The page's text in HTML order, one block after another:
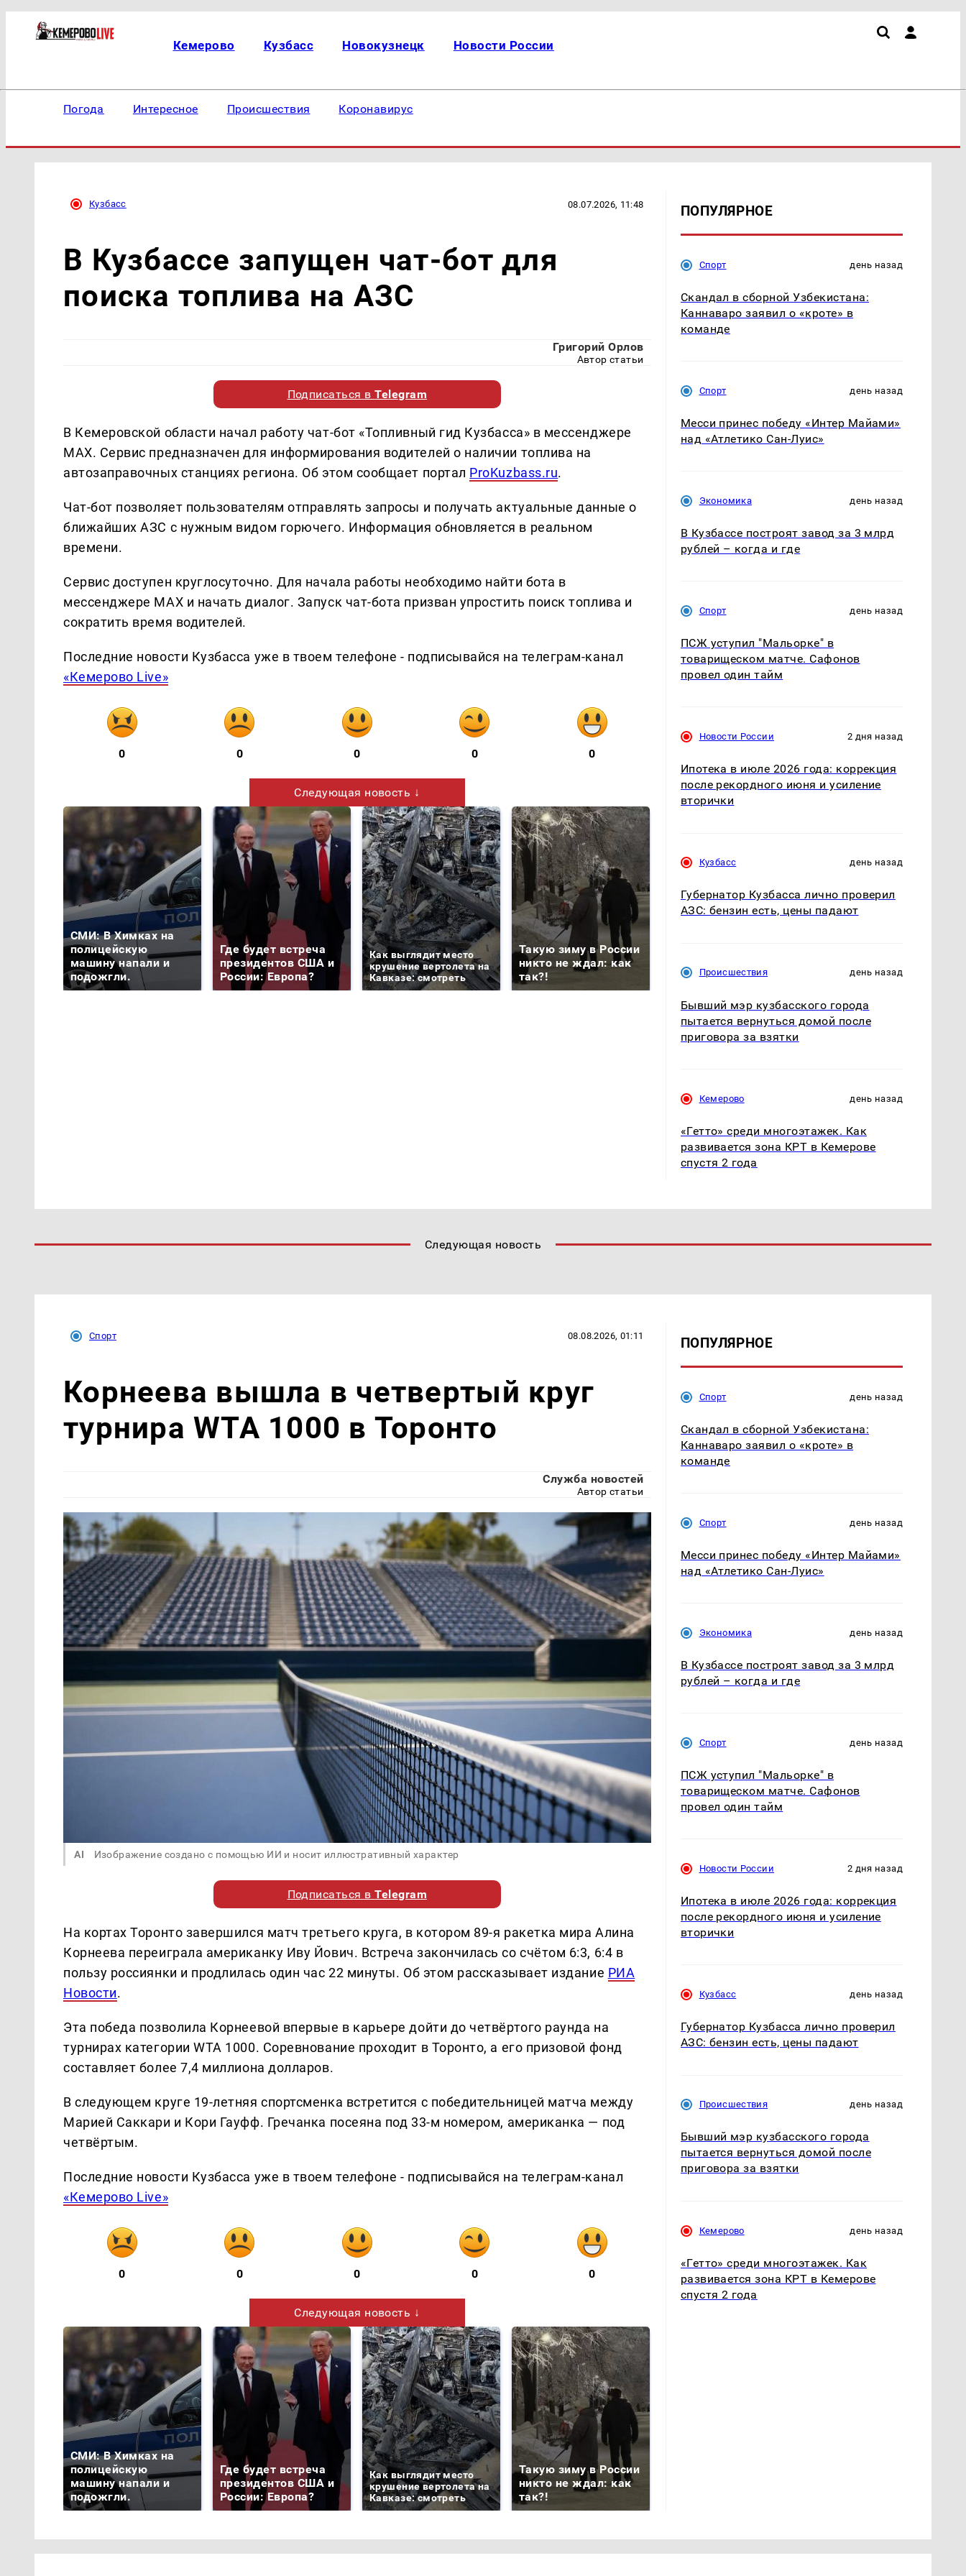
Кемерово Кузбасс Новокузнецк Новости России
Погода Интересное Происшествия Коронавирус
Кузбасс 08.07.2026, 11:48
В Кузбассе запущен чат-бот для
поиска топлива на АЗС
Григорий Орлов
Автор статьи
Подписаться вTelegram
В Кемеровской области начал работу чат-бот «Топливный гид Кузбасса» в мессенджере
MAX. Сервис предназначен для информирования водителей о наличии топлива на
автозаправочных станциях региона. Об этом сообщает портал ProKuzbass.ru.
Чат-бот позволяет пользователям отправлять запросы и получать актуальные данные о
ближайших АЗС с нужным видом горючего. Информация обновляется в реальном
времени.
Сервис доступен круглосуточно. Для начала работы необходимо найти бота в
мессенджере MAX и начать диалог. Запуск чат-бота призван упростить поиск топлива и
сократить время водителей.
Последние новости Кузбасса уже в твоем телефоне - подписывайся на телеграм-канал
«Кемерово Live»
0 0 0 0 0
Следующая новость ↓
СМИ: В Химках на
полицейскую
машину напали и
подожгли.
Где будет встреча
президентов США и
России: Европа?
Как выглядит место
крушение вертолета на
Кавказе: смотреть
Такую зиму в России
никто не ждал: как
так?!
миллионов рублей
магазина: список
ПОПУЛЯРНОЕ
Спорт день назад
Скандал в сборной Узбекистана:
Каннаваро заявил о «кроте» в
команде
Спорт день назад
Месси принес победу «Интер Майами»
над «Атлетико Сан-Луис»
Экономика день назад
В Кузбассе построят завод за 3 млрд
рублей – когда и где
Спорт день назад
ПСЖ уступил "Мальорке" в
товарищеском матче. Сафонов
провел один тайм
Новости России 2 дня назад
Ипотека в июле 2026 года: коррекция
после рекордного июня и усиление
вторички
Кузбасс день назад
Губернатор Кузбасса лично проверил
АЗС: бензин есть, цены падают
Происшествия день назад
Бывший мэр кузбасского города
пытается вернуться домой после
приговора за взятки
Кемерово день назад
«Гетто» среди многоэтажек. Как
развивается зона КРТ в Кемерове
спустя 2 года
Следующая новость
Спорт 08.08.2026, 01:11
Корнеева вышла в четвертый круг
турнира WTA 1000 в Торонто
Служба новостей
Автор статьи
AI Изображение создано с помощью ИИ и носит иллюстративный характер
Подписаться вTelegram
На кортах Торонто завершился матч третьего круга, в котором 89-я ракетка мира Алина
Корнеева переиграла американку Иву Йович. Встреча закончилась со счётом 6:3, 6:4 в
пользу россиянки и продлилась один час 22 минуты. Об этом рассказывает издание РИА
Новости.
Эта победа позволила Корнеевой впервые в карьере дойти до четвёртого раунда на
турнирах категории WTA 1000. Соревнование проходит в Торонто, а его призовой фонд
составляет более 7,4 миллиона долларов.
В следующем круге 19-летняя спортсменка встретится с победительницей матча между
Марией Саккари и Кори Гауфф. Гречанка посеяна под 33-м номером, американка — под
четвёртым.
Последние новости Кузбасса уже в твоем телефоне - подписывайся на телеграм-канал
«Кемерово Live»
0 0 0 0 0
Следующая новость ↓
СМИ: В Химках на
полицейскую
машину напали и
подожгли.
Где будет встреча
президентов США и
России: Европа?
Как выглядит место
крушение вертолета на
Кавказе: смотреть
Такую зиму в России
никто не ждал: как
так?!
ПОПУЛЯРНОЕ
Спорт день назад
Скандал в сборной Узбекистана:
Каннаваро заявил о «кроте» в
команде
Спорт день назад
Месси принес победу «Интер Майами»
над «Атлетико Сан-Луис»
Экономика день назад
В Кузбассе построят завод за 3 млрд
рублей – когда и где
Спорт день назад
ПСЖ уступил "Мальорке" в
товарищеском матче. Сафонов
провел один тайм
Новости России 2 дня назад
Ипотека в июле 2026 года: коррекция
после рекордного июня и усиление
вторички
Кузбасс день назад
Губернатор Кузбасса лично проверил
АЗС: бензин есть, цены падают
Происшествия день назад
Бывший мэр кузбасского города
пытается вернуться домой после
приговора за взятки
Кемерово день назад
«Гетто» среди многоэтажек. Как
развивается зона КРТ в Кемерове
спустя 2 года